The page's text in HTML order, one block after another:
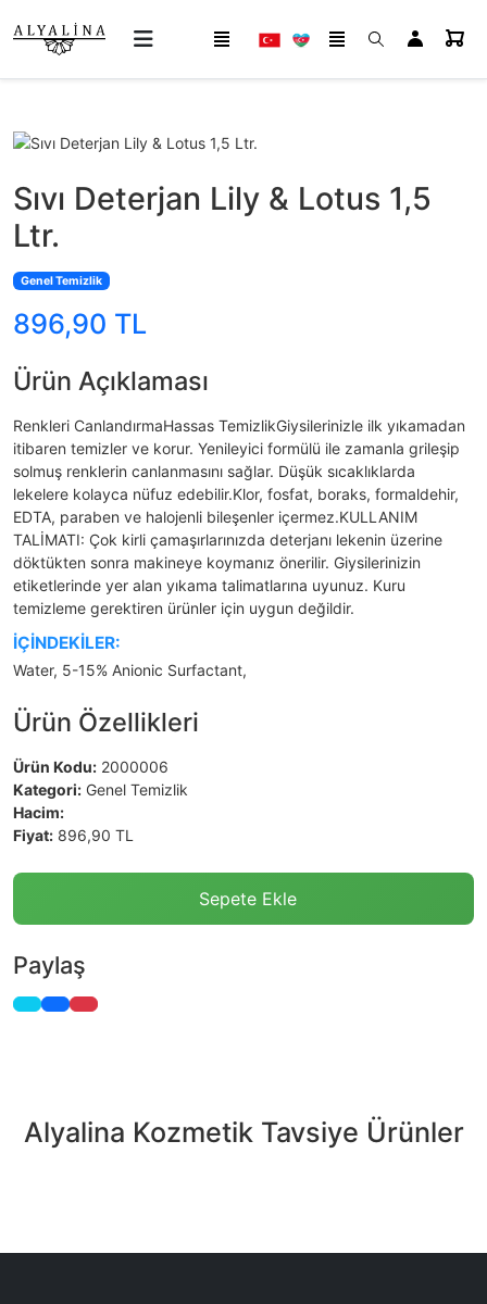
Sıvı Deterjan Lily & Lotus 1,5
Ltr.
Genel Temizlik
896,90 TL
Ürün Açıklaması
Renkleri CanlandırmaHassas TemizlikGiysilerinizle ilk yıkamadan
itibaren temizler ve korur. Yenileyici formülü ile zamanla grileşip
solmuş renklerin canlanmasını sağlar. Düşük sıcaklıklarda
lekelere kolayca nüfuz edebilir.Klor, fosfat, boraks, formaldehir,
EDTA, paraben ve halojenli bileşenler içermez.KULLANIM
TALİMATI: Çok kirli çamaşırlarınızda deterjanı lekenin üzerine
döktükten sonra makineye koymanız önerilir. Giysilerinizin
etiketlerinde yer alan yıkama talimatlarına uyunuz. Kuru
temizleme gerektiren ürünler için uygun değildir.
İÇİNDEKİLER:
Water, 5-15% Anionic Surfactant,
Ürün Özellikleri
Ürün Kodu: 2000006
Kategori: Genel Temizlik
Hacim:
Fiyat: 896,90 TL
Sepete Ekle
Paylaş
Alyalina Kozmetik Tavsiye Ürünler